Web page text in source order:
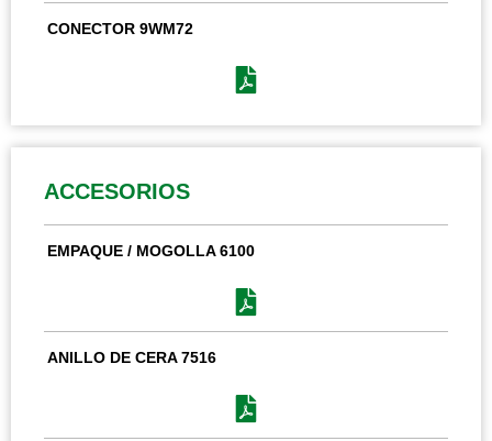
CONECTOR 9WM72
ACCESORIOS
EMPAQUE / MOGOLLA 6100
ANILLO DE CERA 7516